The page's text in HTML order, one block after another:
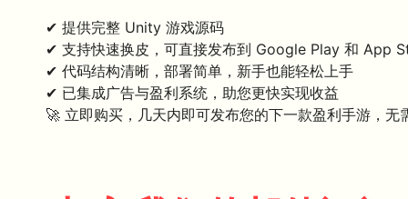
✔ 提供完整 Unity 游戏源码
✔ 支持快速换皮，可直接发布到 Google Play 和 App
✔ 代码结构清晰，部署简单，新手也能轻松上手
✔ 已集成广告与盈利系统，助您更快实现收益
🚀 立即购买，几天内即可发布您的下一款盈利手游，无